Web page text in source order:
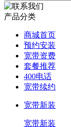
产品分类
商城首页
预约安装
宽带资费
套餐推荐
400电话
宽带续约
宽带新装
宽带新装